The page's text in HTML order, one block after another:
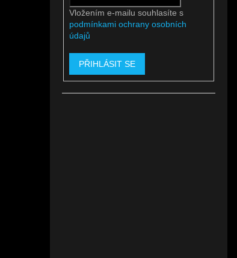
Vložením e-mailu souhlasíte s
podmínkami ochrany osobních
údajů
PŘIHLÁSIT SE